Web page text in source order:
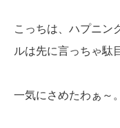
こっちは、ハプニン
ルは先に言っちゃ駄
一気にさめたわぁ～。